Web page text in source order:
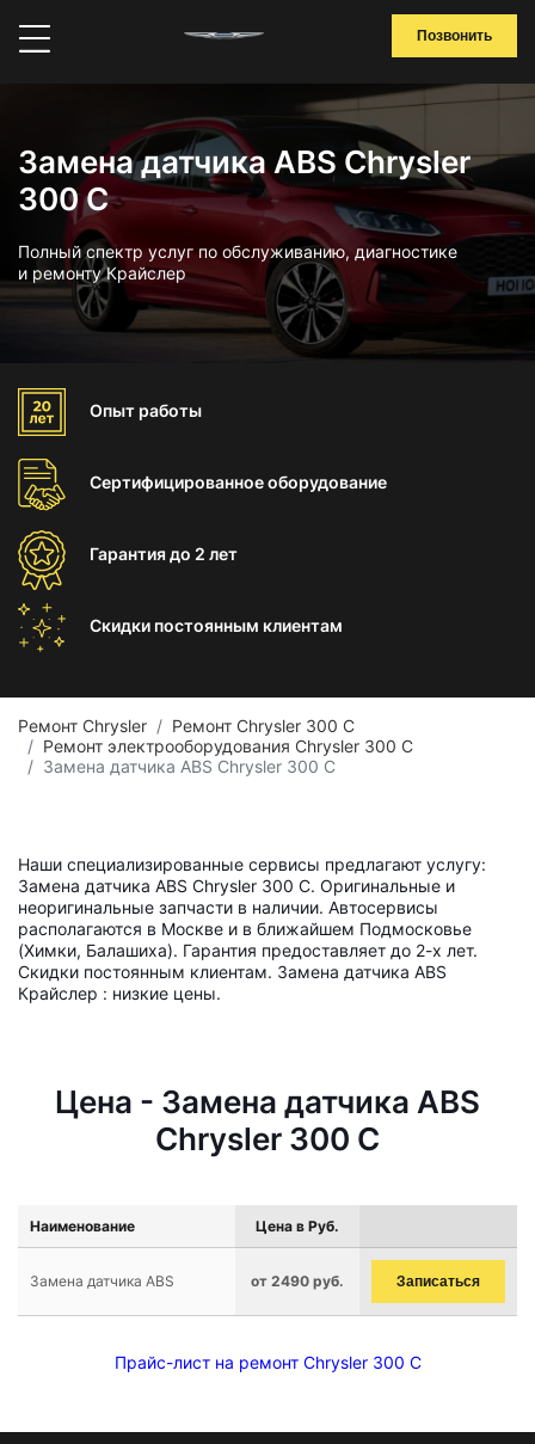
Позвонить
Замена датчика ABS Chrysler
300 C
Полный спектр услуг по обслуживанию, диагностике
и ремонту Крайслер
Опыт работы
Сертифицированноеоборудование
Гарантиядо 2 лет
Скидки постоянным клиентам
Ремонт Chrysler
Ремонт Chrysler 300 C
Ремонт электрооборудования Chrysler 300 C
Замена датчика ABS Chrysler 300 C
Наши специализированные сервисы предлагают услугу:
Замена датчика ABS Chrysler 300 C. Оригинальные и
неоригинальные запчасти в наличии. Автосервисы
располагаются в Москве и в ближайшем Подмосковье
(Химки, Балашиха). Гарантия предоставляет до 2-х лет.
Скидки постоянным клиентам. Замена датчика ABS
Крайслер : низкие цены.
Цена - Замена датчика ABS
Chrysler 300 C
Наименование Цена в Руб.
Замена датчика ABS от 2490 руб. Записаться
Прайс-лист на ремонт Chrysler 300 C